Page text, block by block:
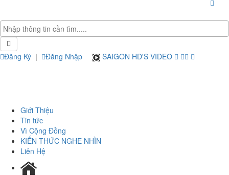
Đăng Ký | Đăng Nhập SAIGON HD'S VIDEO
Giới Thiệu
Tin tức
Vì Cộng Đồng
KIẾN THỨC NGHE NHÌN
Liên Hệ